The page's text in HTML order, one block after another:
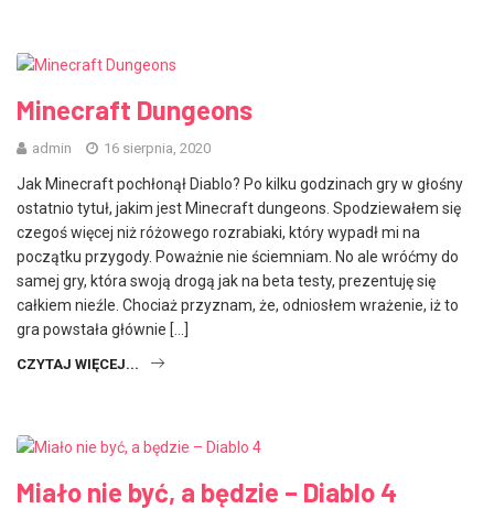
Minecraft Dungeons
admin 16 sierpnia, 2020
Jak Minecraft pochłonął Diablo? Po kilku godzinach gry w głośny
ostatnio tytuł, jakim jest Minecraft dungeons. Spodziewałem się
czegoś więcej niż różowego rozrabiaki, który wypadł mi na
początku przygody. Poważnie nie ściemniam. No ale wróćmy do
samej gry, która swoją drogą jak na beta testy, prezentuję się
całkiem nieźle. Chociaż przyznam, że, odniosłem wrażenie, iż to
gra powstała głównie […]
CZYTAJ WIĘCEJ...
Miało nie być, a będzie – Diablo 4